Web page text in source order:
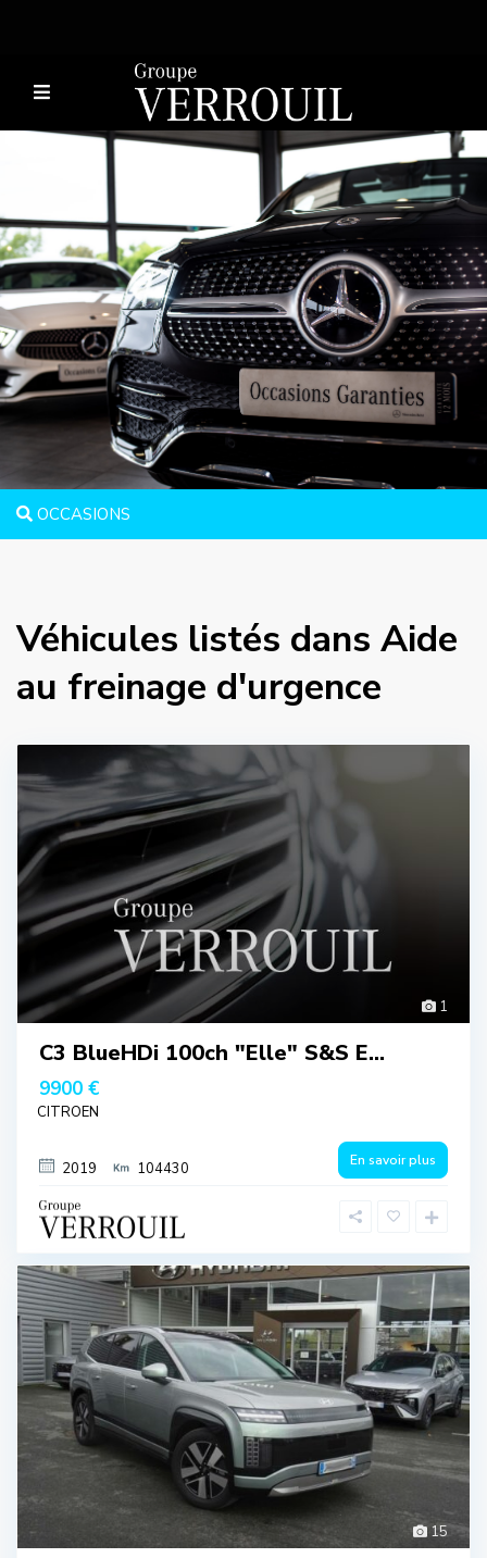
OCCASIONS
Véhicules listés dans Aide
au freinage d'urgence
1
C3 BlueHDi 100ch "Elle" S&S E...
9900 €
CITROEN
2019 104430 En savoir plus
15